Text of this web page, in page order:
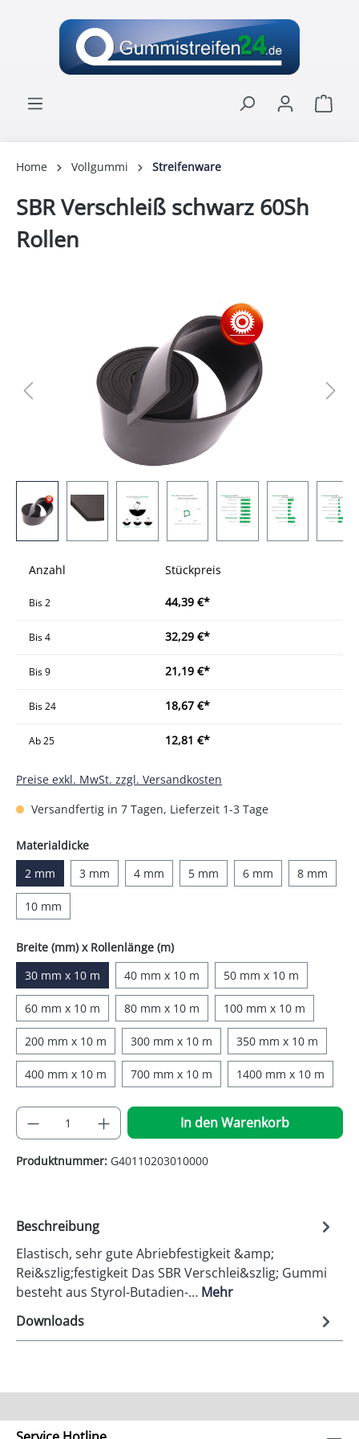
springen
Home Vollgummi Streifenware
SBR Verschleiß schwarz 60Sh
Rollen
Anzahl Stückpreis
Bis2 44,39 €*
Bis4 32,29 €*
Bis9 21,19 €*
Bis24 18,67 €*
Ab25 12,81 €*
Preise exkl. MwSt. zzgl. Versandkosten
Versandfertig in 7 Tagen, Lieferzeit 1-3 Tage
Materialdickeauswählen
2 mm
3 mm 4 mm 5 mm 6 mm 8 mm
10 mm
Breite (mm) x Rollenlänge (m)auswählen
30 mm x 10 m
40 mm x 10 m 50 mm x 10 m
60 mm x 10 m 80 mm x 10 m 100 mm x 10 m
200 mm x 10 m 300 mm x 10 m 350 mm x 10 m
400 mm x 10 m 700 mm x 10 m 1400 mm x 10 m
Produkt Anzahl: Gib den gewünschten
In den Warenkorb
Produktnummer: G40110203010000
Beschreibung
Elastisch, sehr gute Abriebfestigkeit &amp;
Rei&szlig;festigkeit Das SBR Verschlei&szlig; Gummi
besteht aus Styrol-Butadien-… Mehr
Downloads